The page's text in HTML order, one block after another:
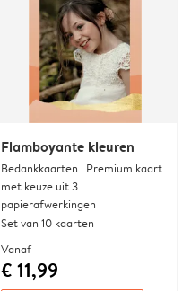
Flamboyante kleuren
Bedankkaarten | Premium kaart
met keuze uit 3
papierafwerkingen
Set van 10 kaarten
Vanaf
€ 11,99